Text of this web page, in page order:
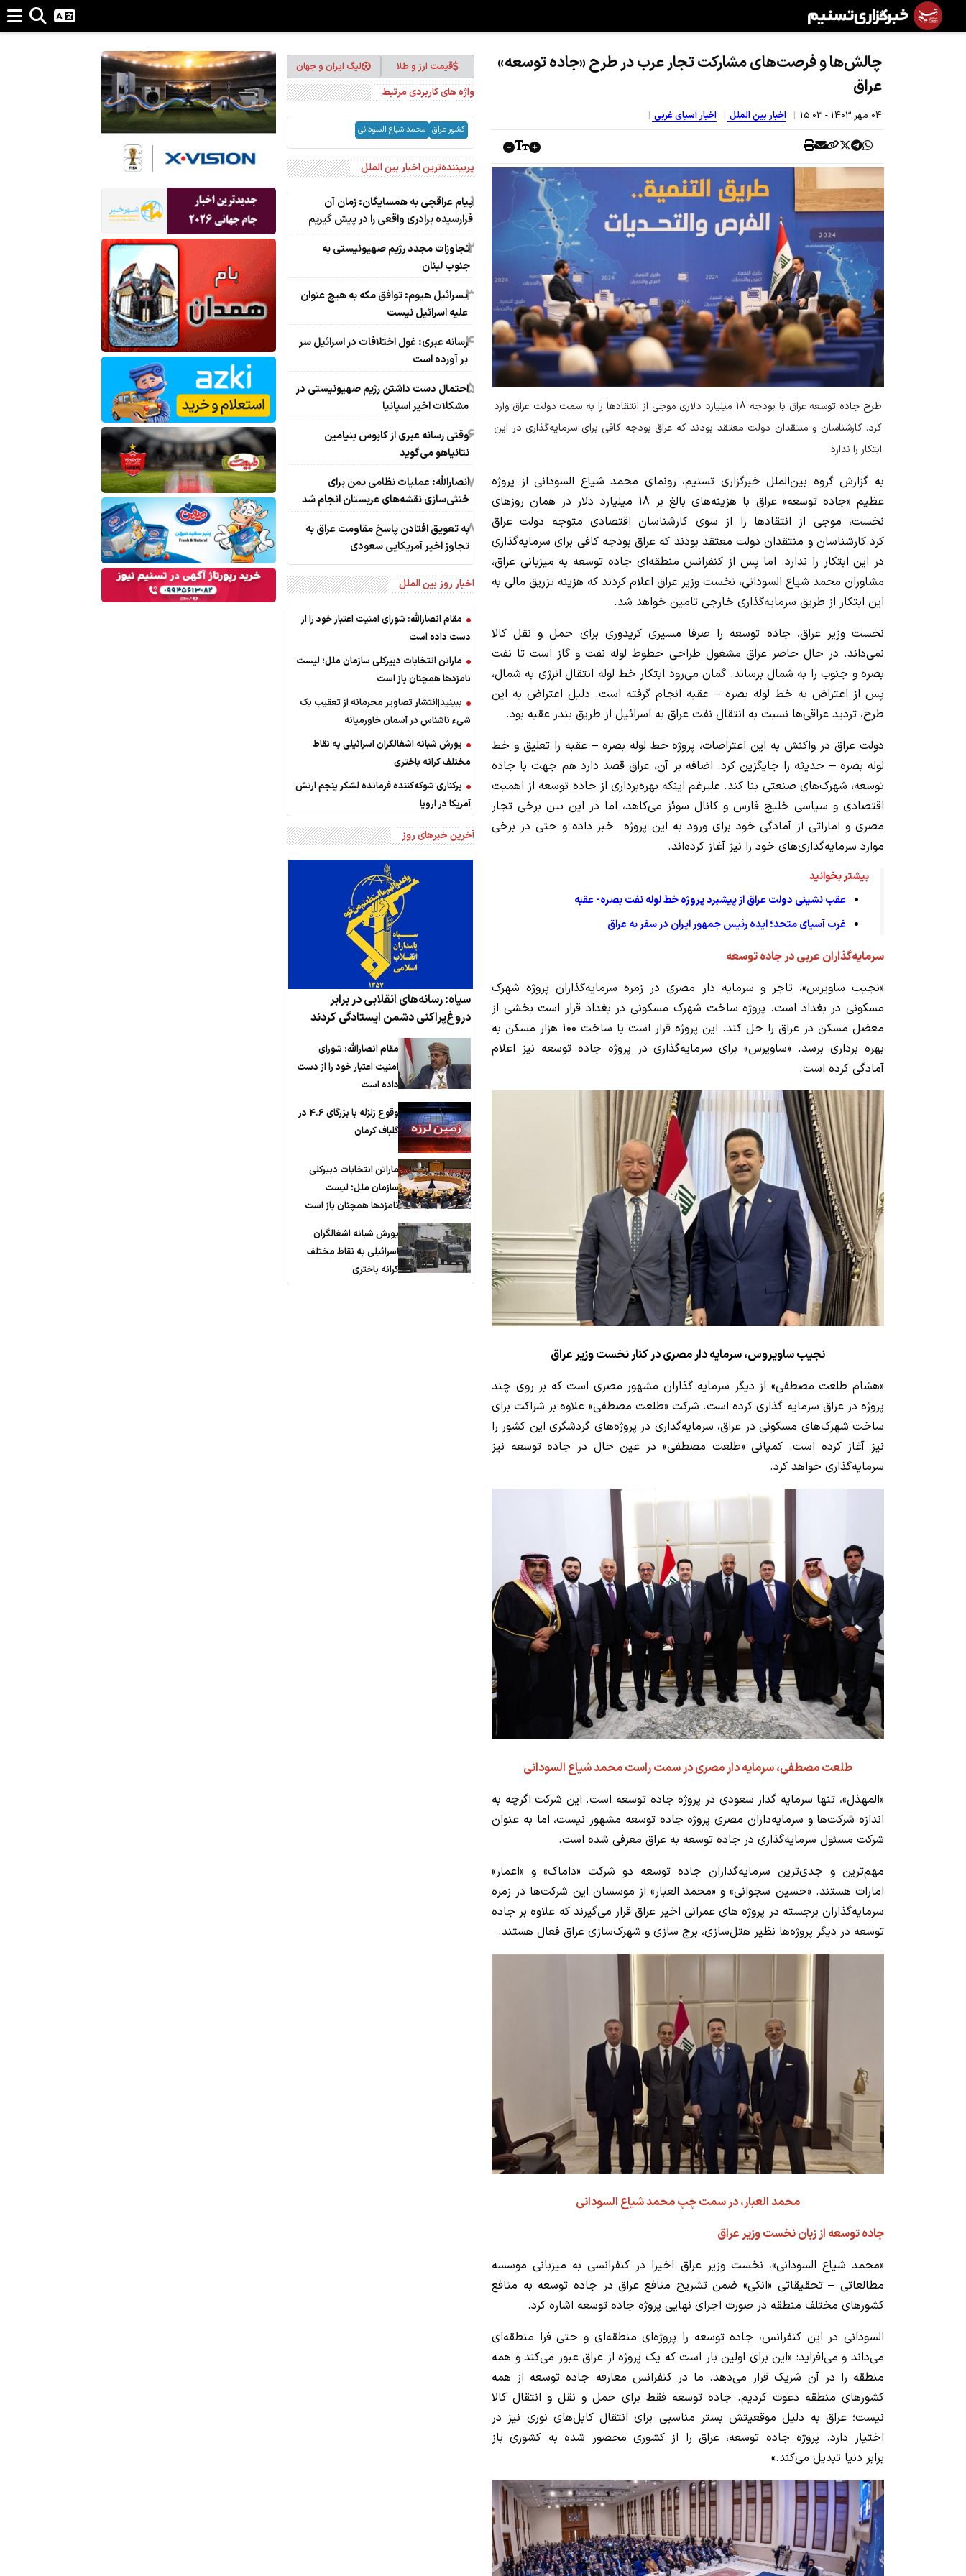
چالش‌ها و فرصت‌های مشارکت تجار عرب در طرح «جاده توسعه»
عراق
04 مهر 1403 - 15:03 اخبار بین الملل اخبار آسیای غربی
طرح جاده توسعه عراق با بودجه 18 میلیارد دلاری موجی از انتقادها را به سمت دولت عراق وارد
کرد. کارشناسان و منتقدان دولت معتقد بودند که عراق بودجه کافی برای سرمایه‌گذاری در این
ابتکار را ندارد.
به گزارش گروه بین‌الملل خبرگزاری تسنیم، رونمای محمد شیاع السودانی از پروژه
عظیم «جاده توسعه» عراق با هزینه‌های بالغ بر 18 میلیارد دلار در همان روزهای
نخست، موجی از انتقادها را از سوی کارشناسان اقتصادی متوجه دولت عراق
کرد.کارشناسان و منتقدان دولت معتقد بودند که عراق بودجه کافی برای سرمایه‌گذاری
در این ابتکار را ندارد. اما پس از کنفرانس منطقه‌ای جاده توسعه به میزبانی عراق،
مشاوران محمد شیاع السودانی، نخست وزیر عراق اعلام کردند که هزینه تزریق مالی به
این ابتکار از طریق سرمایه‌گذاری خارجی تامین خواهد شد.
نخست وزیر عراق، جاده توسعه را صرفا مسیری کریدوری برای حمل و نقل کالا
نمی‌داند. در حال حاضر عراق مشغول طراحی خطوط لوله نفت و گاز است تا نفت
بصره و جنوب را به شمال برساند. گمان می‌رود ابتکار خط لوله انتقال انرژی به شمال،
پس از اعتراض به خط لوله بصره – عقبه انجام گرفته است. دلیل اعتراض به این
طرح، تردید عراقی‌ها نسبت به انتقال نفت عراق به اسرائیل از طریق بندر عقبه بود.
دولت عراق در واکنش به این اعتراضات، پروژه خط لوله بصره – عقبه را تعلیق و خط
لوله بصره – حدیثه را جایگزین کرد. اضافه بر آن، عراق قصد دارد هم جهت با جاده
توسعه، شهرک‌های صنعتی بنا کند. علیرغم اینکه بهره‌برداری از جاده توسعه از اهمیت
اقتصادی و سیاسی خلیج فارس و کانال سوئز می‌کاهد، اما در این بین برخی تجار
مصری و اماراتی از آمادگی خود برای ورود به این پروژه خبر داده و حتی در برخی
موارد سرمایه‌گذاری‌های خود را نیز آغاز کرده‌اند.
بیشتر بخوانید
عقب نشینی دولت عراق از پیشبرد پروژه خط لوله نفت بصره- عقبه
غرب آسیای متحد؛ ایده رئیس جمهور ایران در سفر به عراق
سرمایه‌گذاران عربی در جاده توسعه
«نجیب ساویرس»، تاجر و سرمایه دار مصری در زمره سرمایه‌گذاران پروژه شهرک
مسکونی در بغداد است. پروژه ساخت شهرک مسکونی در بغداد قرار است بخشی از
معضل مسکن در عراق را حل کند. این پروژه قرار است با ساخت 100 هزار مسکن به
بهره برداری برسد. «ساویرس» برای سرمایه‌گذاری در پروژه جاده توسعه نیز اعلام
آمادگی کرده است.
نجیب ساویروس، سرمایه دار مصری در کنار نخست وزیر عراق
«هشام طلعت مصطفی» از دیگر سرمایه گذاران مشهور مصری است که بر روی چند
پروژه در عراق سرمایه گذاری کرده است. شرکت «طلعت مصطفی» علاوه بر شراکت برای
ساخت شهرک‌های مسکونی در عراق، سرمایه‌گذاری در پروژه‌های گردشگری این کشور را
نیز آغاز کرده است. کمپانی «طلعت مصطفی» در عین حال در جاده توسعه نیز
سرمایه‌گذاری خواهد کرد.
طلعت مصطفی، سرمایه دار مصری در سمت راست محمد شیاع السودانی
«المهذل»، تنها سرمایه گذار سعودی در پروژه جاده توسعه است. این شرکت اگرچه به
اندازه شرکت‌ها و سرمایه‌داران مصری پروژه جاده توسعه مشهور نیست، اما به عنوان
شرکت مسئول سرمایه‌گذاری در جاده توسعه به عراق معرفی شده است.
مهم‌ترین و جدی‌ترین سرمایه‌گذاران جاده توسعه دو شرکت «داماک» و «اعمار»
امارات هستند. «حسین سجوانی» و «محمد العبار» از موسسان این شرکت‌ها در زمره
سرمایه‌گذاران برجسته در پروژه های عمرانی اخیر عراق قرار می‌گیرند که علاوه بر جاده
توسعه در دیگر پروژه‌ها نظیر هتل‌سازی، برج سازی و شهرک‌سازی عراق فعال هستند.
محمد العبار، در سمت چپ محمد شیاع السودانی
جاده توسعه از زبان نخست وزیر عراق
«محمد شیاع السودانی»، نخست وزیر عراق اخیرا در کنفرانسی به میزبانی موسسه
مطالعاتی – تحقیقاتی «انکی» ضمن تشریح منافع عراق در جاده توسعه به منافع
کشورهای مختلف منطقه در صورت اجرای نهایی پروژه جاده توسعه اشاره کرد.
السودانی در این کنفرانس، جاده توسعه را پروژه‌ای منطقه‌ای و حتی فرا منطقه‌ای
می‌داند و می‌افزاید: «این برای اولین بار است که یک پروژه از عراق عبور می‌کند و همه
منطقه را در آن شریک قرار می‌دهد. ما در کنفرانس معارفه جاده توسعه از همه
کشورهای منطقه دعوت کردیم. جاده توسعه فقط برای حمل و نقل و انتقال کالا
نیست؛ عراق به دلیل موقعیتش بستر مناسبی برای انتقال کابل‌های نوری نیز در
اختیار دارد. پروژه جاده توسعه، عراق را از کشوری محصور شده به کشوری باز
برابر دنیا تبدیل می‌کند.»
قیمت ارز و طلا لیگ ایران و جهان
واژه های کاربردی مرتبط
کشور عراق محمد شیاع السودانی
پربیننده‌ترین اخبار بین الملل
1پیام عراقچی به همسایگان: زمان آن
فرارسیده برادری واقعی را در پیش گیریم
2تجاوزات مجدد رژیم صهیونیستی به
جنوب لبنان
3یسرائیل هیوم: توافق مکه به هیچ عنوان
علیه اسرائیل نیست
4رسانه عبری: غول اختلافات در اسرائیل سر
بر آورده است
5احتمال دست داشتن رژیم صهیونیستی در
مشکلات اخیر اسپانیا
6وقتی رسانه عبری از کابوس بنیامین
نتانیاهو می‌گوید
7انصارالله: عملیات نظامی یمن برای
خنثی‌سازی نقشه‌های عربستان انجام شد
8به تعویق افتادن پاسخ مقاومت عراق به
تجاوز اخیر آمریکایی سعودی
اخبار روز بین الملل
مقام انصارالله: شورای امنیت اعتبار خود را از
دست داده است
ماراتن انتخابات دبیرکلی سازمان ملل؛ لیست
نامزدها همچنان باز است
ببینید|انتشار تصاویر محرمانه از تعقیب یک
شیء ناشناس در آسمان خاورمیانه
یورش شبانه اشغالگران اسرائیلی به نقاط
مختلف کرانه باختری
برکناری شوکه‌کننده فرمانده لشکر پنجم ارتش
آمریکا در اروپا
آخرین خبرهای روز
سپاه: رسانه‌های انقلابی در برابر
دروغ‌پراکنی دشمن ایستادگی کردند
مقام انصارالله: شورای
امنیت اعتبار خود را از دست
داده است
وقوع زلزله با بزرگای 4.6 در
گلباف کرمان
ماراتن انتخابات دبیرکلی
سازمان ملل؛ لیست
نامزدها همچنان باز است
یورش شبانه اشغالگران
اسرائیلی به نقاط مختلف
کرانه باختری